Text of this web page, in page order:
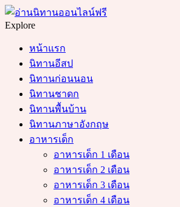
Menu
Search
Explore
หน้าแรก
นิทานอีสป
นิทานก่อนนอน
นิทานชาดก
นิทานพื้นบ้าน
นิทานภาษาอังกฤษ
อาหารเด็ก
อาหารเด็ก 1 เดือน
อาหารเด็ก 2 เดือน
อาหารเด็ก 3 เดือน
อาหารเด็ก 4 เดือน